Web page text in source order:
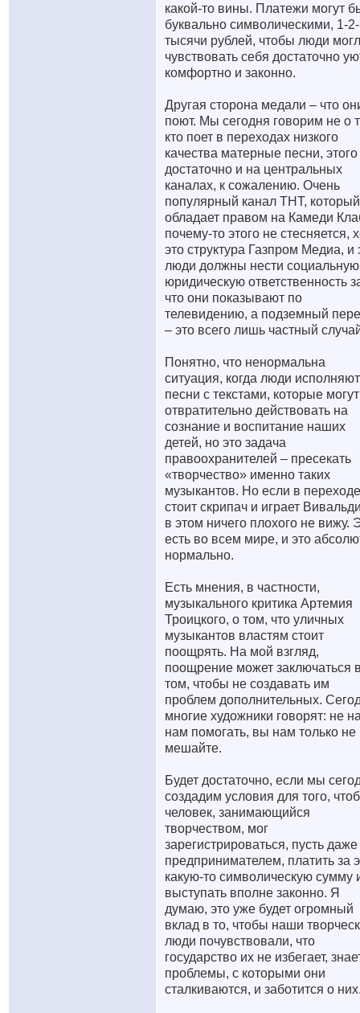
какой-то вины. Платежи могут
буквально символическими, 1-
тысячи рублей, чтобы люди
чувствовать себя достаточно
комфортно и законно.
Другая сторона медали – что
поют. Мы сегодня говорим не о
кто поет в переходах низкого
качества матерные песни, этого
достаточно и на центральных
каналах, к сожалению. Очень
популярный канал ТНТ, который
обладает правом на Камеди
почему-то этого не стесняется,
это структура Газпром Медиа, и
люди должны нести
юридическую ответственность
что они показывают по
телевидению, а подземный
– это всего лишь частный
Понятно, что ненормальна
ситуация, когда люди исполняют
песни с текстами, которые могут
отвратительно действовать на
сознание и воспитание наших
детей, но это задача
правоохранителей – пресекать
«творчество» именно таких
музыкантов. Но если в переходе
стоит скрипач и играет
в этом ничего плохого не вижу.
есть во всем мире, и это
нормально.
Есть мнения, в частности,
музыкального критика Артемия
Троицкого, о том, что уличных
музыкантов властям стоит
поощрять. На мой взгляд,
поощрение может заключаться
том, чтобы не создавать им
проблем дополнительных.
многие художники говорят: не
нам помогать, вы нам только не
мешайте.
Будет достаточно, если мы
создадим условия для того,
человек, занимающийся
творчеством, мог
зарегистрироваться, пусть даже
предпринимателем, платить за
какую-то символическую сумму
выступать вполне законно. Я
думаю, это уже будет огромный
вклад в то, чтобы наши
люди почувствовали, что
государство их не избегает,
проблемы, с которыми они
сталкиваются, и заботится о